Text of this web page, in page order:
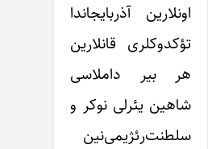
اونلارین آذربایجاندا
تؤکدوکلری قانلارین
هر بیر داملاسی
شاهین یئرلی نوکر و
سلطنت‌رئژیمی‌نین